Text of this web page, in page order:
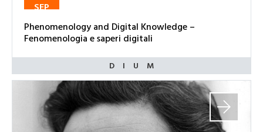
SEP
Phenomenology and Digital Knowledge –
Fenomenologia e saperi digitali